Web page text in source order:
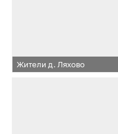
Жители д. Ляхово